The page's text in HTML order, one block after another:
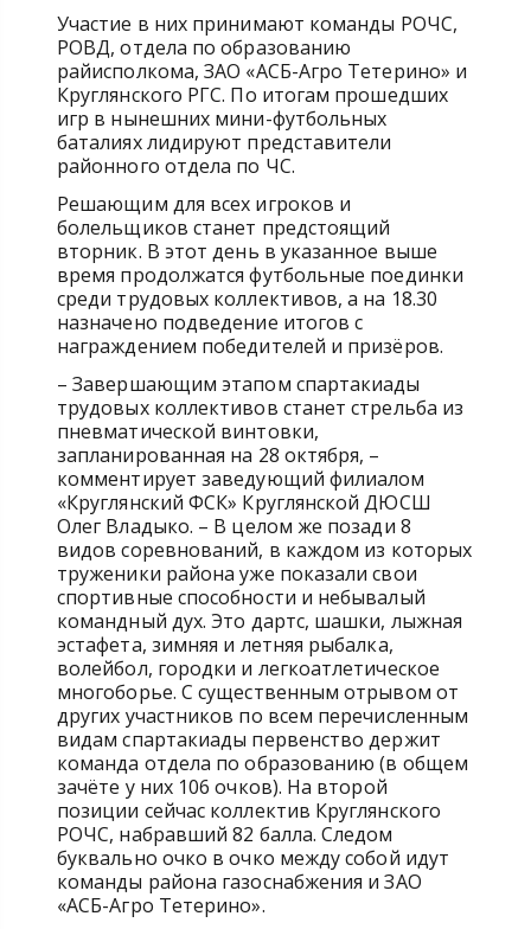
Участие в них принимают команды РОЧС,
РОВД, отдела по образованию
райисполкома, ЗАО «АСБ-Агро Тетерино» и
Круглянского РГС. По итогам прошедших
игр в нынешних мини-футбольных
баталиях лидируют представители
районного отдела по ЧС.
Решающим для всех игроков и
болельщиков станет предстоящий
вторник. В этот день в указанное выше
время продолжатся футбольные поединки
среди трудовых коллективов, а на 18.30
назначено подведение итогов с
награждением победителей и призёров.
– Завершающим этапом спартакиады
трудовых коллективов станет стрельба из
пневматической винтовки,
запланированная на 28 октября, –
комментирует заведующий филиалом
«Круглянский ФСК» Круглянской ДЮСШ
Олег Владыко. – В целом же позади 8
видов соревнований, в каждом из которых
труженики района уже показали свои
спортивные способности и небывалый
командный дух. Это дартс, шашки, лыжная
эстафета, зимняя и летняя рыбалка,
волейбол, городки и легкоатлетическое
многоборье. С существенным отрывом от
других участников по всем перечисленным
видам спартакиады первенство держит
команда отдела по образованию (в общем
зачёте у них 106 очков). На второй
позиции сейчас коллектив Круглянского
РОЧС, набравший 82 балла. Следом
буквально очко в очко между собой идут
команды района газоснабжения и ЗАО
«АСБ-Агро Тетерино».